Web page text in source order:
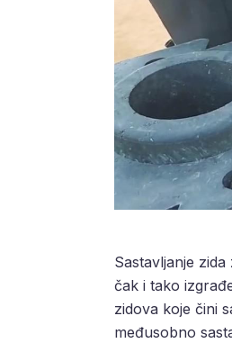
Sastavljanje
čak i tako
zidova koje čini
međusobno